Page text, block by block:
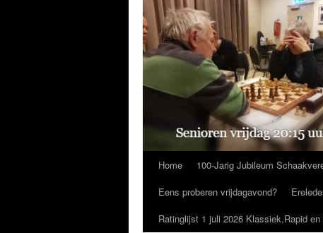
Home 100-Jarig Jubileum
Eens proberen vrijdagavond?
Ratinglijst 1 juli 2026 Klassiek,Rapid